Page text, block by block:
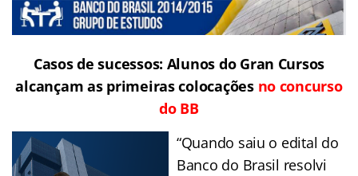
Casos de sucessos: Alunos do Gran Cursos
alcançam as primeiras colocações no concurso
do BB
“Quando saiu o edital do
Banco do Brasil resolvi